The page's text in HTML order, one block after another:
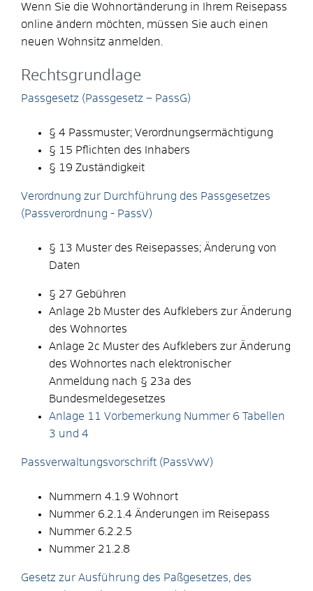
Wenn Sie die Wohnortänderung in Ihrem Reisepass
online ändern möchten, müssen Sie auch einen
neuen Wohnsitz anmelden.
Rechtsgrundlage
Passgesetz (Passgesetz – PassG)
§ 4 Passmuster; Verordnungsermächtigung
§ 15 Pflichten des Inhabers
§ 19 Zuständigkeit
Verordnung zur Durchführung des Passgesetzes
(Passverordnung - PassV)
§ 13 Muster des Reisepasses; Änderung von
Daten
§ 27 Gebühren
Anlage 2b Muster des Aufklebers zur Änderung
des Wohnortes
Anlage 2c Muster des Aufklebers zur Änderung
des Wohnortes nach elektronischer
Anmeldung nach § 23a des
Bundesmeldegesetzes
Anlage 11 Vorbemerkung Nummer 6 Tabellen
3 und 4
Passverwaltungsvorschrift (PassVwV)
Nummern 4.1.9 Wohnort
Nummer 6.2.1.4 Änderungen im Reisepass
Nummer 6.2.2.5
Nummer 21.2.8
Gesetz zur Ausführung des Paßgesetzes, des